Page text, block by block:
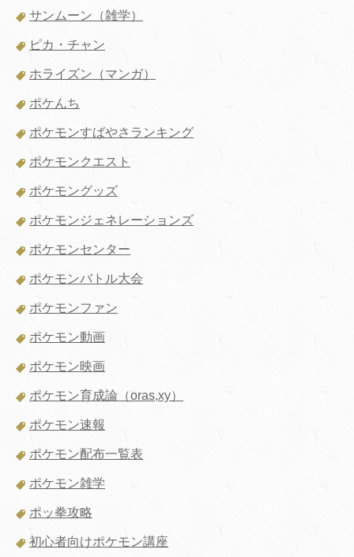
サンムーン（雑学）
ピカ・チャン
ホライズン（マンガ）
ポケんち
ポケモンすばやさランキング
ポケモンクエスト
ポケモングッズ
ポケモンジェネレーションズ
ポケモンセンター
ポケモンバトル大会
ポケモンファン
ポケモン動画
ポケモン映画
ポケモン育成論（oras,xy）
ポケモン速報
ポケモン配布一覧表
ポケモン雑学
ポッ拳攻略
初心者向けポケモン講座